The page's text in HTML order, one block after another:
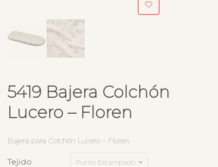
5419 Bajera Colchón
Lucero – Floren
Bajera para Colchón Lucero – Floren
Tejido